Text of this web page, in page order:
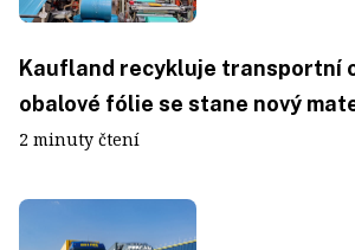
Kaufland recykluje transportní
obalové fólie se stane nový
2 minuty čtení